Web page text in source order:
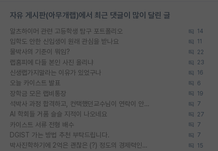
자유 게시판(아무개랩)에서 최근 댓글이 많이 달린 글
알츠하이머 관련 고등학생 탐구 포트폴리오 14
입학도 안한 신입생이 원래 관심을 받나요 11
물박사의 기준이 뭐임? 22
랩홈피에 다들 본인 사진 올리냐 23
신생랩가지말라는 이유가 있었구나 16
오늘 카이스트 발표 6
장학금 모은 랩비통장 19
석박사 과정 합격하고, 컨택했던교수님이 연락이 안됩니다... 7
AI 학회들 거품 슬슬 지적이 나오네요 27
카이스트 서류 전형 배수 7
DGIST 가는 방법 추천 부탁드립니다. 7
박사진학하기에 2억은 괜찮은 (?) 정도의 경제력인가요 15